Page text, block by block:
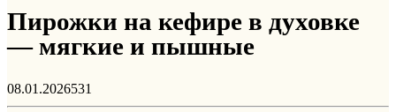
Пирожки на кефире в духовке
— мягкие и пышные
08.01.2026531